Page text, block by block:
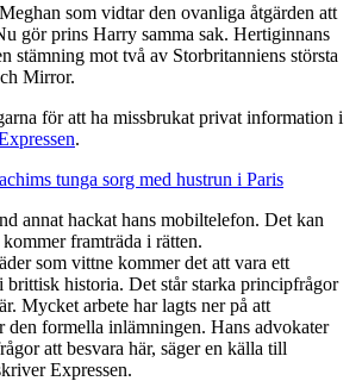
som vidtar den ovanliga åtgärden att
gör prins Harry samma sak. Hertiginnans
stämning mot två av Storbritanniens största
Mirror.
för att ha missbrukat privat information i
.
tunga sorg med hustrun i Paris
annat hackat hans mobiltelefon. Det kan
framträda i rätten.
som vittne kommer det att vara ett
historia. Det står starka principfrågor
Mycket arbete har lagts ner på att
den formella inlämningen. Hans advokater
att besvara här, säger en källa till
Expressen.